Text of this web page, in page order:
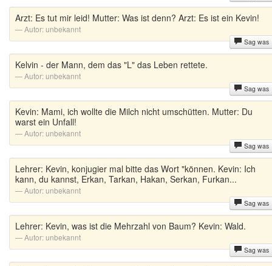
Arzt: Es tut mir leid! Mutter: Was ist denn? Arzt: Es ist ein Kevin!
Autor:unbekannt
Sag was
Kelvin - der Mann, dem das "L" das Leben rettete.
Autor:unbekannt
Sag was
Kevin: Mami, ich wollte die Milch nicht umschütten. Mutter: Du
warst ein Unfall!
Autor:unbekannt
Sag was
Lehrer: Kevin, konjugier mal bitte das Wort "können. Kevin: Ich
kann, du kannst, Erkan, Tarkan, Hakan, Serkan, Furkan...
Autor:unbekannt
Sag was
Lehrer: Kevin, was ist die Mehrzahl von Baum? Kevin: Wald.
Autor:unbekannt
Sag was